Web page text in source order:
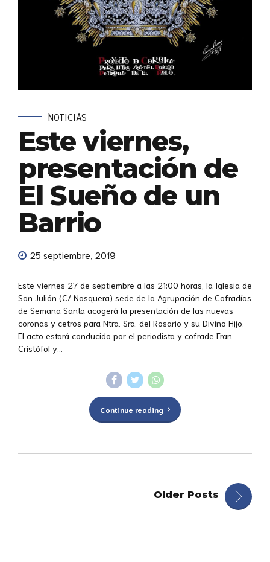
NOTICIAS
Este viernes,
presentación de
El Sueño de un
Barrio
25 septiembre, 2019
Este viernes 27 de septiembre a las 21:00 horas, la Iglesia de
San Julián (C/ Nosquera) sede de la Agrupación de Cofradías
de Semana Santa acogerá la presentación de las nuevas
coronas y cetros para Ntra. Sra. del Rosario y su Divino Hijo.
El acto estará conducido por el periodista y cofrade Fran
Cristófol y...
Continue reading
Older Posts